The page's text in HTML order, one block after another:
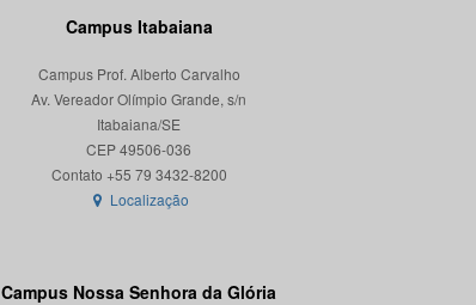
Campus Itabaiana
Campus Prof. Alberto Carvalho
Av. Vereador Olímpio Grande, s/n
Itabaiana/SE
CEP 49506-036
Localização
Campus Nossa Senhora da Glória